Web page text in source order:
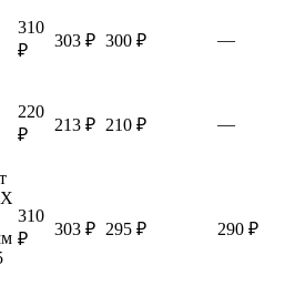
310
₽
303 ₽ 300 ₽ —
220
₽
213 ₽ 210 ₽ —
310
₽
303 ₽ 295 ₽ 290 ₽